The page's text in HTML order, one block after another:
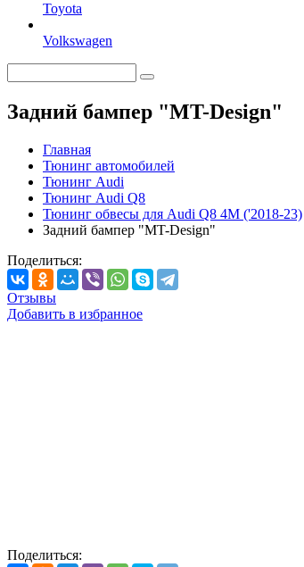
Toyota
Volkswagen
Задний бампер "MT-Design"
Главная
Тюнинг автомобилей
Тюнинг Audi
Тюнинг Audi Q8
Тюнинг обвесы для Audi Q8 4M ('2018-23)
Задний бампер "MT-Design"
Поделиться:
Отзывы
Добавить в избранное
Поделиться: